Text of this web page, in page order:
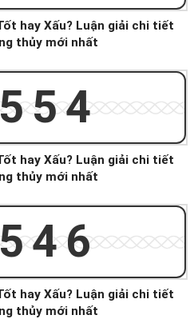
hay Xấu? Luận giải chi tiết
thủy mới nhất
hay Xấu? Luận giải chi tiết
thủy mới nhất
hay Xấu? Luận giải chi tiết
thủy mới nhất